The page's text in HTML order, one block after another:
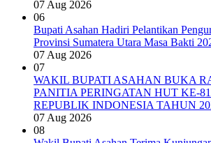
07 Aug 2026
06
Bupati Asahan Hadiri Pelantikan
Provinsi Sumatera Utara Masa Bakti
07 Aug 2026
07
WAKIL BUPATI ASAHAN BUKA
PANITIA PERINGATAN HUT KE-
REPUBLIK INDONESIA TAHUN
07 Aug 2026
08